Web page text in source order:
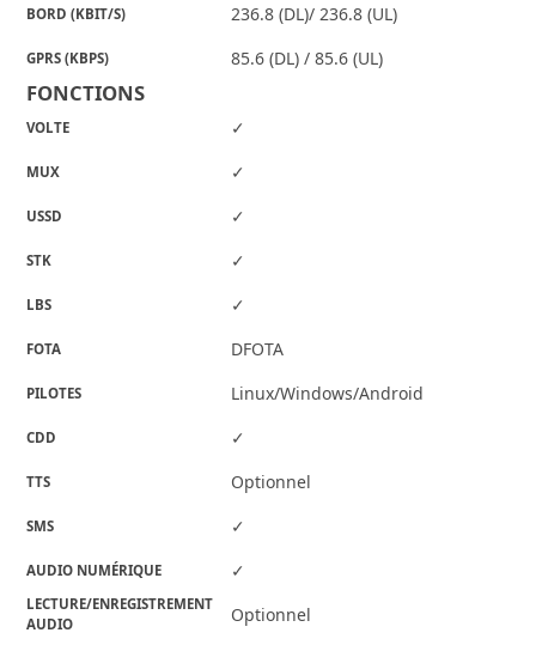
BORD (KBIT/S) 236.8 (DL)/ 236.8 (UL)
GPRS (KBPS) 85.6 (DL) / 85.6 (UL)
FONCTIONS
VOLTE ✓
MUX ✓
USSD ✓
STK ✓
LBS ✓
FOTA DFOTA
PILOTES Linux/Windows/Android
CDD ✓
TTS Optionnel
SMS ✓
AUDIO NUMÉRIQUE ✓
LECTURE/ENREGISTREMENT
AUDIO
Optionnel